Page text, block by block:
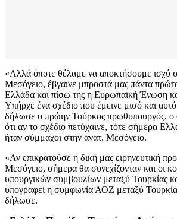
«Αλλά όποτε θέλαμε να αποκτήσουμε ισχύ
Μεσόγειο, έβγαινε μπροστά μας πάντα
Ελλάδα και πίσω της η Ευρωπαϊκή Ένωση
Υπήρχε ένα σχέδιο που έμεινε μισό και
δήλωσε ο πρώην Τούρκος πρωθυπουργός, ο
ότι αν το σχέδιο πετύχαινε, τότε σήμερα
ήταν σύμμαχοι στην ανατ. Μεσόγειο.
«Αν επικρατούσε η δική μας ειρηνευτική
Μεσόγειο, σήμερα θα συνεχίζονταν και οι
υπουργικών συμβουλίων μεταξύ Τουρκίας
υπογραφεί η συμφωνία ΑΟΖ μεταξύ
δήλωσε.